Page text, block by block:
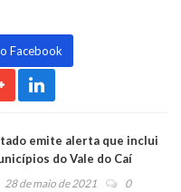
Facebook
emite alerta que inclui
do Vale do Caí
28 de maio de 2021 0